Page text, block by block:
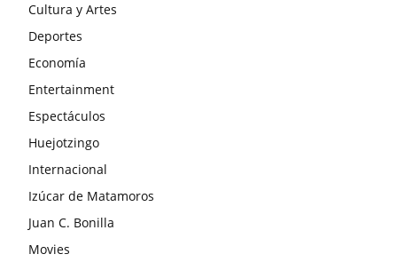
Cultura y Artes
Deportes
Economía
Entertainment
Espectáculos
Huejotzingo
Internacional
Izúcar de Matamoros
Juan C. Bonilla
Movies